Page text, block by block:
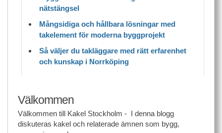
nätstängsel
Mångsidiga och hållbara lösningar med
takelement för moderna byggprojekt
Så väljer du takläggare med rätt erfarenhet
och kunskap i Norrköping
Välkommen
Välkommen till Kakel Stockholm - I denna blogg
diskuteras kakel och relaterade ämnen som bygg,